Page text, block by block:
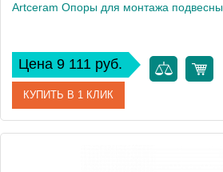
Artceram Опоры для монтажа
Цена 9 111 руб.
КУПИТЬ В 1 КЛИК